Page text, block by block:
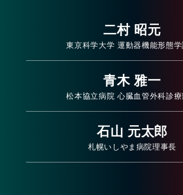
二村 昭元
東京科学大学 運動器機能形態
青木 雅一
松本協立病院 心臓血管外科診
石山 元太郎
札幌いしやま病院理事長